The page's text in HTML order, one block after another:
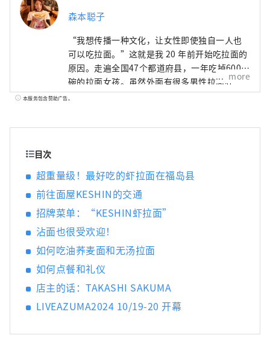
森本聪子
“我想传播一种文化，让女性即使独自一人也
可以吃拉面。”这就是我 20 年前开始吃拉面的
原因。走遍全国47个都道府县，一年吃掉600多
碗的拉面女孩。虽然外面有很多男性拉面狂
人，但我们正在关注他的拉面生活方式，他在
共吸引了约75万人参加。 2018年，成立
Ramen Switch株式会社，并发布全球首个拉面
饰品品牌“ZURU+”。拉面清酒《NOODLE
SAKE -Shunka Autumn and Winter-》《Rice
and Agave Craft Salmon for Ramen》的制作
人和作者以及《Tokyo Ramen Collection》的
作者（正文社）
more
本服务包含赞助广告。
目次
超重量级！最好吃的虾拉面在福岛县
前往面屋KESHIN的交通
招牌菜单：“KESHIN虾拉面”
沾面也很受欢迎！
如何吃油荞麦面和无汤拉面
如何点餐和礼仪
店主的话：TAKASHI SAKUMA
LIVEAZUMA2024 10/19-20 开幕